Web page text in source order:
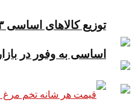
اساسی به وفور در